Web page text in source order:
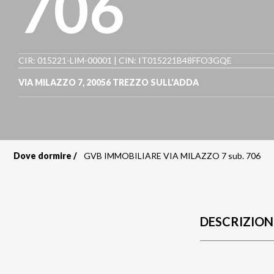
CIR: 015221-LIM-00001 | CIN: IT015221B48FFO3GQE
VIA MILAZZO 7, 20056 TREZZO SULL'ADDA
Dove dormire GVB IMMOBILIARE VIA MILAZZO 7 sub. 706